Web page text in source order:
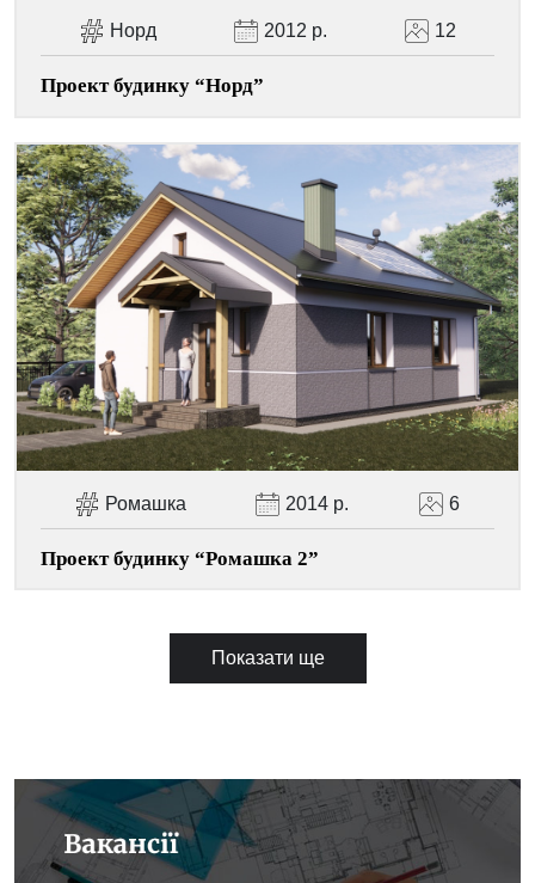
Норд 2012 р. 12
Проект будинку “Норд”
Ромашка 2014 р. 6
Проект будинку “Ромашка 2”
Показати ще